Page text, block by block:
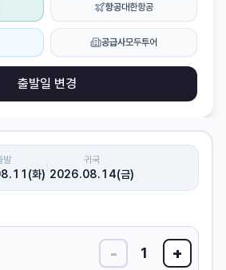
항공대한항공
공급사모두투어
출발일 변경
발
화)
귀국
2026.08.14(금)
- 1 +